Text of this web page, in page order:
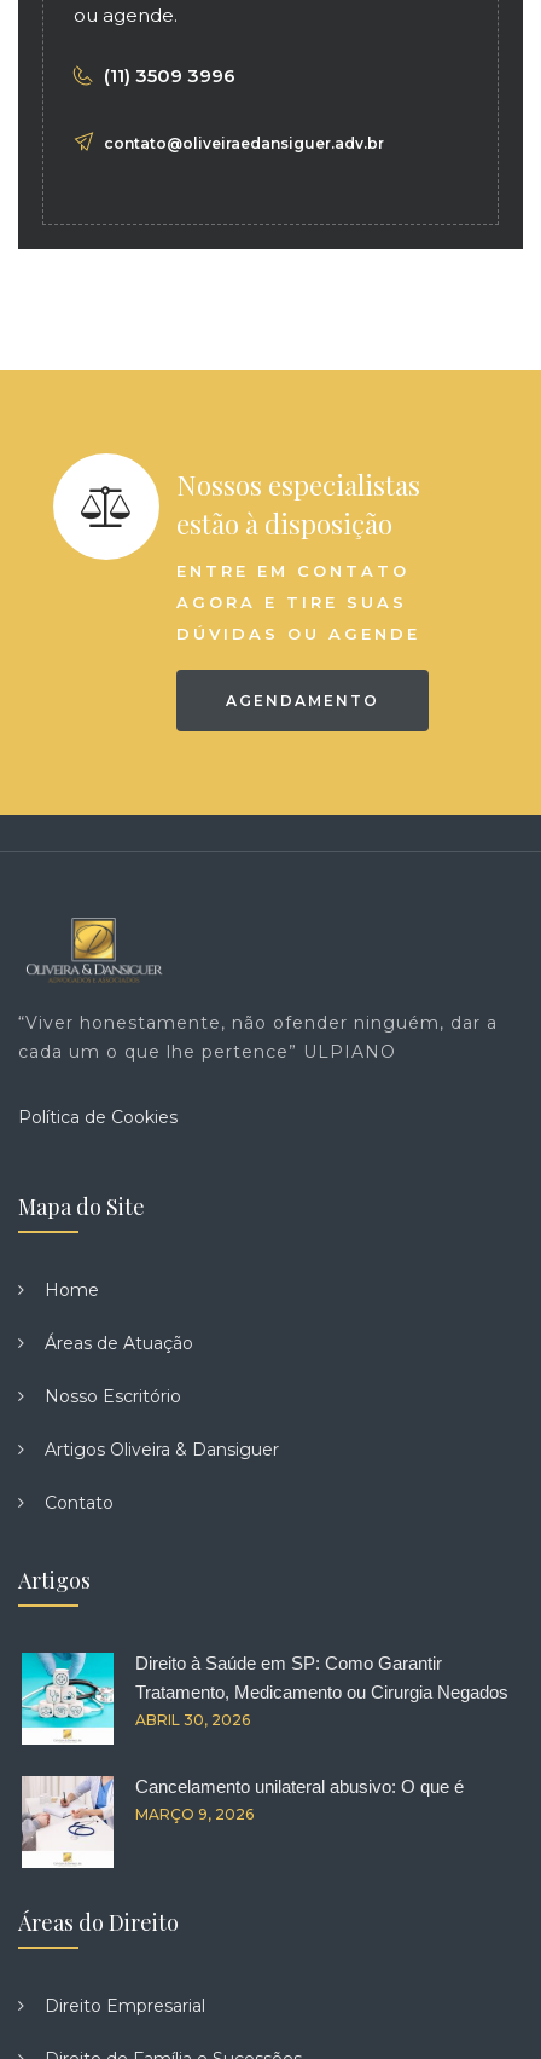
ou agende.
(11) 3509 3996
contato@oliveiraedansiguer.adv.br
Nossos especialistas
estão à disposição
ENTRE EM CONTATO
AGORA E TIRE SUAS
DÚVIDAS OU AGENDE
AGENDAMENTO
“Viver honestamente, não ofender ninguém, dar a
cada um o que lhe pertence” ULPIANO
Política de Cookies
Mapa do Site
Home
Áreas de Atuação
Nosso Escritório
Artigos Oliveira & Dansiguer
Contato
Artigos
Direito à Saúde em SP: Como Garantir
Tratamento, Medicamento ou Cirurgia Negados
ABRIL 30, 2026
Cancelamento unilateral abusivo: O que é
MARÇO 9, 2026
Áreas do Direito
Direito Empresarial